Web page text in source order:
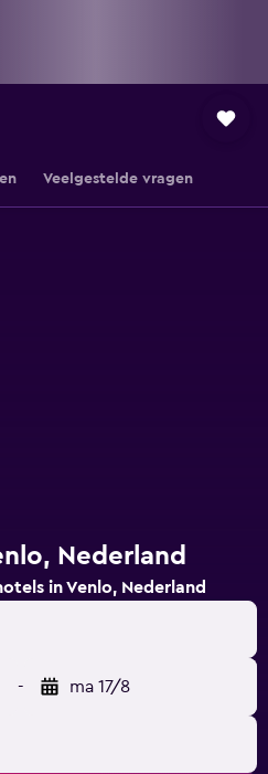
Veelgestelde vragen
Nederland
in Venlo, Nederland
- ma 17/8